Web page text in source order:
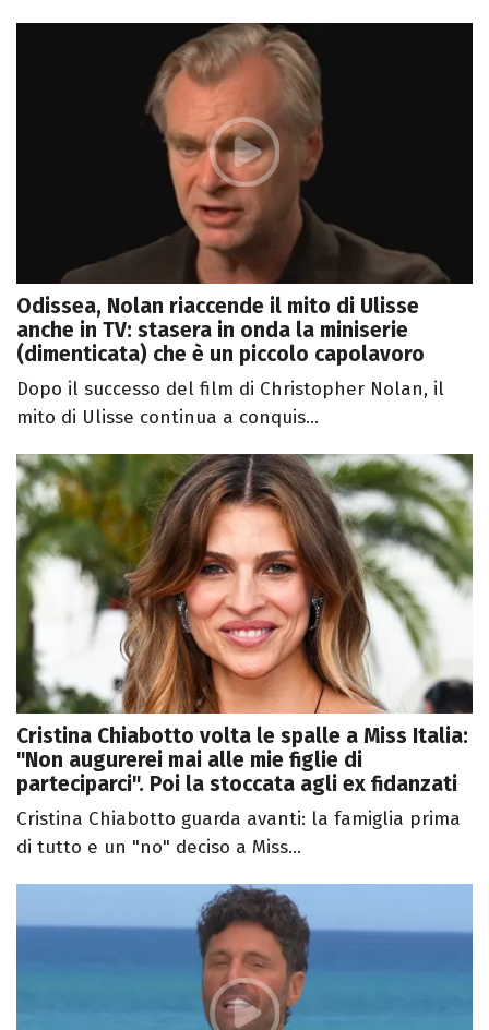
Odissea, Nolan riaccende il mito di Ulisse
anche in TV: stasera in onda la miniserie
(dimenticata) che è un piccolo capolavoro
Dopo il successo del film di Christopher Nolan, il
mito di Ulisse continua a conquis...
Cristina Chiabotto volta le spalle a Miss Italia:
"Non augurerei mai alle mie figlie di
parteciparci". Poi la stoccata agli ex fidanzati
Cristina Chiabotto guarda avanti: la famiglia prima
di tutto e un "no" deciso a Miss...